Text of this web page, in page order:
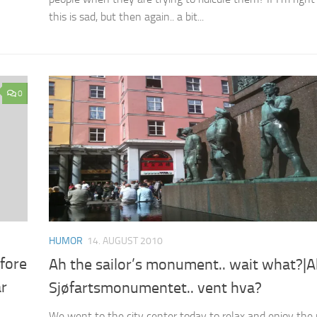
this is sad, but then again.. a bit...
0
HUMOR 14. AUGUST 2010
Ah the sailor’s monument.. wait
Sjøfartsmonumentet.. vent hva?